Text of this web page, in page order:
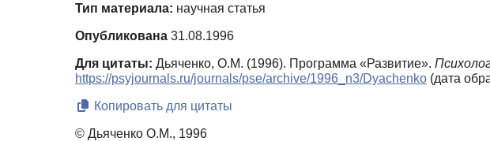
Тип материала: научная статья
Опубликована 31.08.1996
Для цитаты: Дьяченко, О.М. (1996). Программа «Развитие».
https://psyjournals.ru/journals/pse/archive/1996_n3/Dyachenko (дата
Копировать для цитаты
© Дьяченко О.М., 1996